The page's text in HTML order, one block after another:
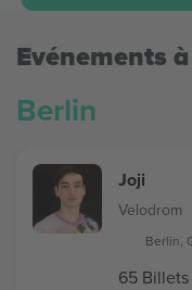
Evénements
Berlin
Joji
Velodrom
Berlin,
65 Billets